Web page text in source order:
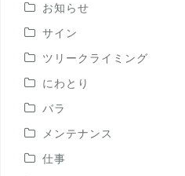
お知らせ
サイン
ツリークライミング
にわとり
バラ
メンテナンス
仕事